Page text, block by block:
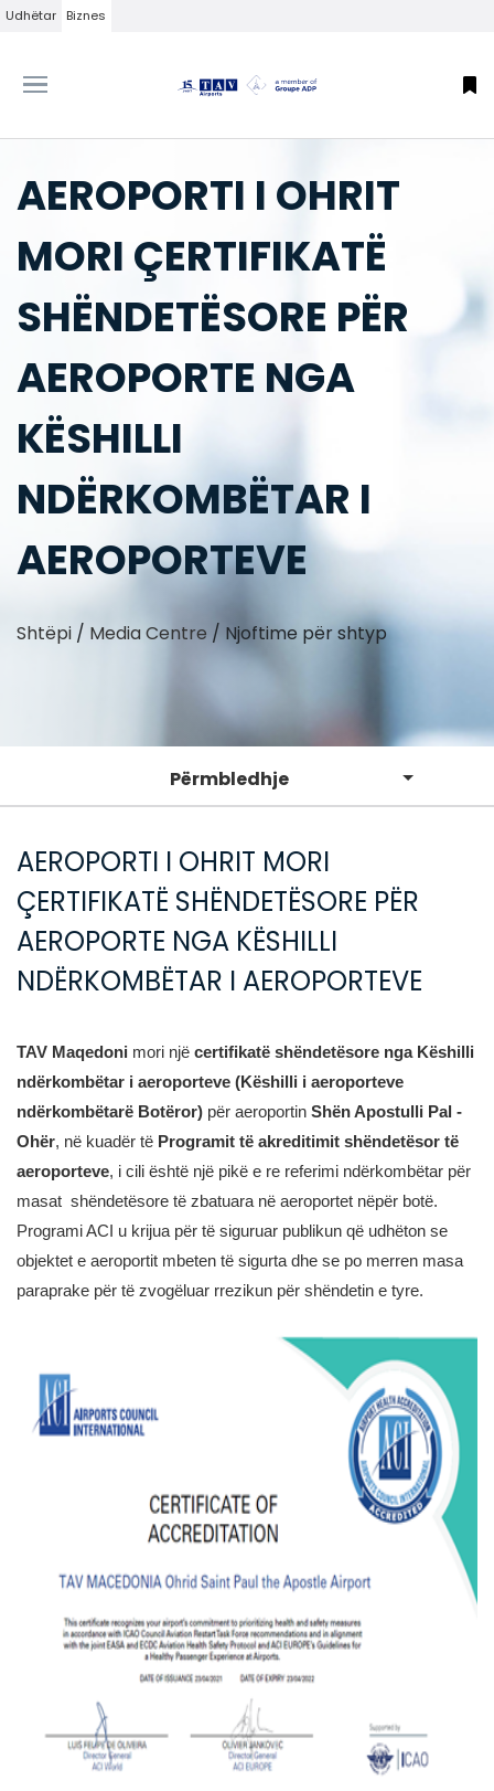
Udhëtar Biznes
AEROPORTI I OHRIT
MORI ÇERTIFIKATË
SHËNDETËSORE PËR
AEROPORTE NGA
KËSHILLI
NDËRKOMBËTAR I
AEROPORTEVE
Shtëpi / Media Centre / Njoftime për shtyp
Përmbledhje
AEROPORTI I OHRIT MORI
ÇERTIFIKATË SHËNDETËSORE PËR
AEROPORTE NGA KËSHILLI
NDËRKOMBËTAR I AEROPORTEVE
TAV Maqedoni mori një certifikatë shëndetësore nga Këshilli
ndërkombëtar i aeroporteve (Këshilli i aeroporteve
ndërkombëtarë Botëror) për aeroportin Shën Apostulli Pal -
Ohër, në kuadër të Programit të akreditimit shëndetësor të
aeroporteve, i cili është një pikë e re referimi ndërkombëtar për
masat shëndetësore të zbatuara në aeroportet nëpër botë.
Programi ACI u krijua për të siguruar publikun që udhëton se
objektet e aeroportit mbeten të sigurta dhe se po merren masa
paraprake për të zvogëluar rrezikun për shëndetin e tyre.